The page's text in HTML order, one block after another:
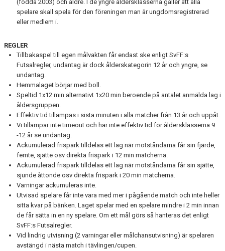
(födda 2003) och äldre. I de yngre åldersklasserna gäller att alla
spelare skall spela för den föreningen man är ungdomsregistrerad
eller medlem i.
REGLER
Tillbakaspel till egen målvakten får endast ske enligt SvFF:s
Futsalregler, undantag är dock ålderskategorin 12 år och yngre, se
undantag.
Hemmalaget börjar med boll.
Speltid 1x12 min alternativt 1x20 min beroende på antalet anmälda lag i
åldersgruppen.
Effektiv tid tillämpas i sista minuten i alla matcher från 13 år och uppåt.
Vi tillämpar inte timeout och har inte effektiv tid för åldersklasserna 9
-12 år se undantag.
Ackumulerad frispark tilldelas ett lag när motståndarna får sin fjärde,
femte, sjätte osv direkta frispark i 12 min matcherna.
Ackumulerad frispark tilldelas ett lag när motståndarna får sin sjätte,
sjunde åttonde osv direkta frispark i 20 min matcherna.
Varningar ackumuleras inte.
Utvisad spelare får inte vara med mer i pågående match och inte heller
sitta kvar på bänken. Laget spelar med en spelare mindre i 2 min innan
de får sätta in en ny spelare. Om ett mål görs så hanteras det enligt
SvFF:s Futsalregler.
Vid lindrig utvisning (2 varningar eller målchansutvisning) är spelaren
avstängd i nästa match i tävlingen/cupen.